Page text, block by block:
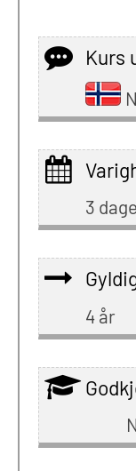
Kurs
3
4 år